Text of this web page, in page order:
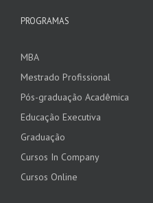
PROGRAMAS
MBA
Mestrado Profissional
Pós-graduação Acadêmica
Educação Executiva
Graduação
Cursos In Company
Cursos Online